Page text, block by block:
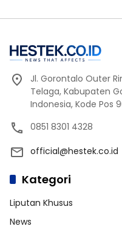
Jl. Gorontalo Outer
Telaga, Kabupaten
Indonesia, Kode Pos
0851 8301 4328
official@hestek.co.id
Kategori
Liputan Khusus
News